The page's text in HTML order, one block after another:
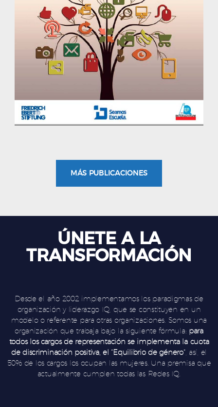
MÁS PUBLICACIONES
ÚNETE A LA
TRANSFORMACIÓN
Desde el año 2002 implementamos los paradigmas de
organización y liderazgo IQ, que se constituyen en un
modelo o referente para otras organizaciones. Somos una
organización que trabaja bajo la siguiente fórmula: para
todos los cargos de representación se implementa la cuota
de discriminación positiva, el “Equilibrio de género”, así, el
50% de los cargos los ocupan las mujeres. Una premisa que
actualmente cumplen todas las Redes IQ.